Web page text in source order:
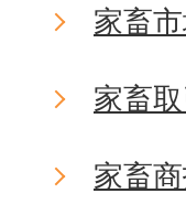
家畜
家畜
家畜